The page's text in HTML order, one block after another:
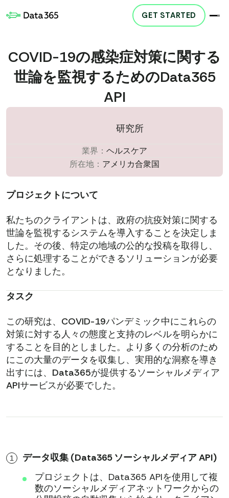
COVID-19の感染症対策に関する
世論を監視するためのData365
API
研究所
業界： ヘルスケア
所在地： アメリカ合衆国
プロジェクトについて
私たちのクライアントは、政府の抗疫対策に関する
世論を監視するシステムを導入することを決定しま
した。その後、特定の地域の公的な投稿を取得し、
さらに処理することができるソリューションが必要
となりました。
タスク
この研究は、COVID-19パンデミック中にこれらの
対策に対する人々の態度と支持のレベルを明らかに
することを目的としました。より多くの分析のため
にこの大量のデータを収集し、実用的な洞察を導き
出すには、Data365が提供するソーシャルメディア
APIサービスが必要でした。
データ収集 (Data365 ソーシャルメディア API)
プロジェクトは、Data365 APIを使用して複
数のソーシャルメディアネットワークからの
GET STARTED